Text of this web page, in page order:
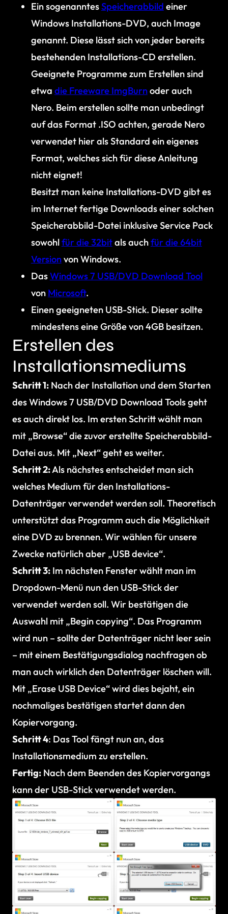
Ein sogenanntesSpeicherabbild einer
Windows Installations-DVD, auch Image
genannt. Diese lässt sich von jeder bereits
bestehenden Installations-CD erstellen.
Geeignete Programme zum Erstellen sind
etwa die Freeware ImgBurnoder auch
Nero. Beim erstellen sollte man unbedingt
auf das Format .ISO achten, gerade Nero
verwendet hier als Standard ein eigenes
Format, welches sich für diese Anleitung
nicht eignet!
Besitzt man keine Installations-DVD gibt es
im Internet fertige Downloads einer solchen
Speicherabbild-Datei inklusive Service Pack
sowohlfür die 32bitals auchfür die 64bit
Versionvon Windows.
DasWindows 7 USB/DVD Download Tool
von Microsoft.
Einen geeigneten USB-Stick. Dieser sollte
mindestens eine Größe von 4GB besitzen.
Erstellen des
Installationsmediums
Schritt 1: Nach der Installation und dem Starten
des Windows 7 USB/DVD Download Tools geht
es auch direkt los. Im ersten Schritt wählt man
mit „Browse“ die zuvor erstellte Speicherabbild-
Datei aus. Mit „Next“ geht es weiter.
Schritt 2:Als nächstes entscheidet man sich
welches Medium für den Installations-
Datenträger verwendet werden soll. Theoretisch
unterstützt das Programm auch die Möglichkeit
eine DVD zu brennen. Wir wählen für unsere
Zwecke natürlich aber „USB device“.
Schritt 3: Im nächsten Fenster wählt man im
Dropdown-Menü nun den USB-Stick der
verwendet werden soll. Wir bestätigen die
Auswahl mit „Begin copying“. Das Programm
wird nun – sollte der Datenträger nicht leer sein
– mit einem Bestätigungsdialog nachfragen ob
man auch wirklich den Datenträger löschen will.
Mit „Erase USB Device“ wird dies bejaht, ein
nochmaliges bestätigen startet dann den
Kopiervorgang.
Schritt 4: Das Tool fängt nun an, das
Installationsmedium zu erstellen.
Fertig: Nach dem Beenden des Kopiervorgangs
kann der USB-Stick verwendet werden.